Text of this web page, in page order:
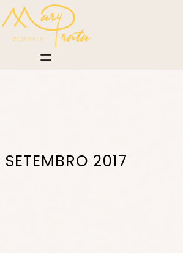
SETEMBRO 2017